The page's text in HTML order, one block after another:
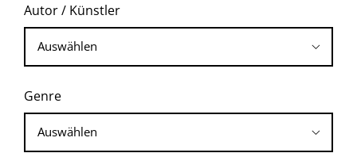
Autor / Künstler
Genre